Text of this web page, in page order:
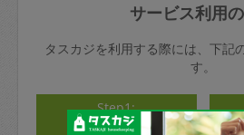
サービス利用
タスカジを利用する際には、下記
す。
Step1:
アカウント登録